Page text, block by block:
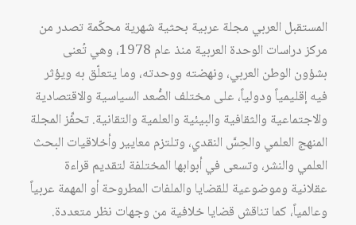
المستقبل العربي مجلة عربية بحثية شهرية محكّمة تصدر من
مركز دراسات الوحدة العربية منذ عام 1978، وهي تُعنى
بشؤون الوطن العربي، ونهضته ووحدته، وما يتعلّق به ويؤثر
فيه إقليمياً ودولياً، على مختلف الصُّعد السياسية والاقتصادية
والاجتماعية والثقافية والبيئية والعلمية والتقانية. تحفِّز المجلة
المنهج العلمي والحِسَّ النقدي، وتلتزم معايير وأخلاقيات البحث
العلمي والنشر، وتسعى في أبوابها المختلفة لتقديم قراءة
عقلانية وموضوعية للقضايا والملفات المطروحة أو المهمة عربياً
وعالمياً، كما تناقش قضايا خلافية من وجهات نظر متعددة.